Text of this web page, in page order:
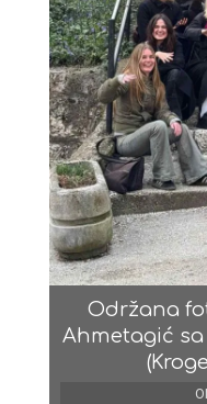
Održana
Ahmetagić